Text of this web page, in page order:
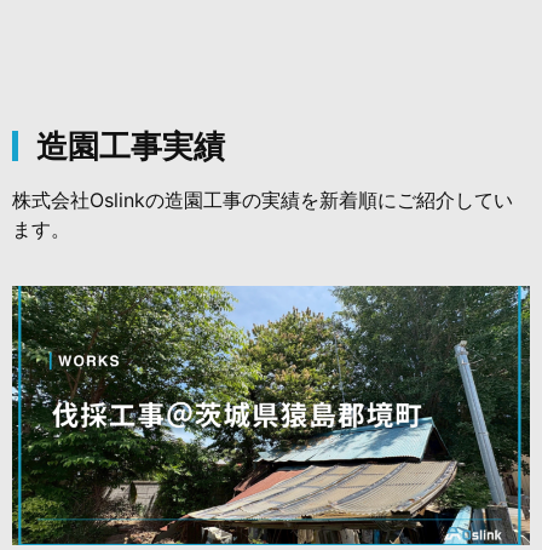
造園工事実績
株式会社Oslinkの造園工事の実績を新着順にご紹介してい
ます。